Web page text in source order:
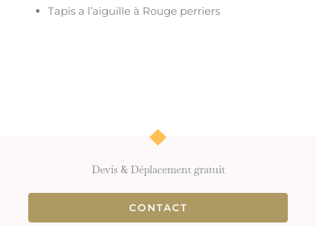
Tapis a l’aiguille à Rouge perriers
Devis & Déplacement gratuit
CONTACT